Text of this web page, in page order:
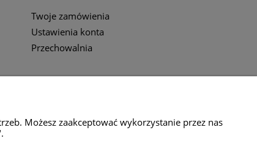
Twoje zamówienia
Ustawienia konta
Przechowalnia
Możesz zaakceptować wykorzystanie przez nas